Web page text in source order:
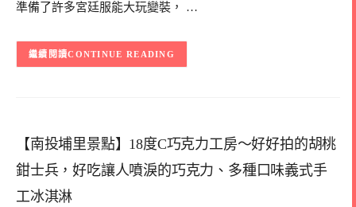
準備了許多宮廷服能大玩變裝， …
CONTINUE READING
【南投埔里景點】18度C巧克力工房～好好拍的胡桃
鉗士兵，好吃讓人噴淚的巧克力、多種口味義式手
工冰淇淋